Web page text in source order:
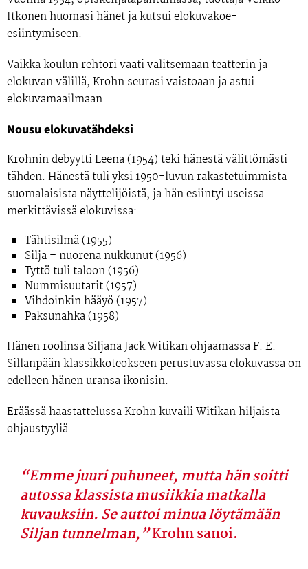
Itkonenhuomasi hänet ja kutsui elokuvakoe-
esiintymiseen.
Vaikka koulun rehtori vaati valitsemaan teatterin ja
elokuvan välillä, Krohn seurasi vaistoaan ja astui
elokuvamaailmaan.
Nousu elokuvatähdeksi
Krohnin debyyttiLeena (1954) teki hänestä välittömästi
tähden. Hänestä tuli yksi 1950-luvun rakastetuimmista
suomalaisista näyttelijöistä, ja hän esiintyi useissa
merkittävissä elokuvissa:
Tähtisilmä (1955)
Silja – nuorena nukkunut (1956)
Tyttö tuli taloon (1956)
Nummisuutarit (1957)
Vihdoinkin hääyö (1957)
Paksunahka (1958)
Hänen roolinsa Siljana Jack Witikan ohjaamassa F. E.
Sillanpään klassikkoteokseen perustuvassa elokuvassa on
edelleen hänen uransa ikonisin.
Eräässä haastattelussa Krohn kuvaili Witikan hiljaista
ohjaustyyliä:
“Emme juuri puhuneet, mutta hän soitti
autossa klassista musiikkia matkalla
kuvauksiin. Se auttoi minua löytämään
Siljan tunnelman,”Krohn sanoi.